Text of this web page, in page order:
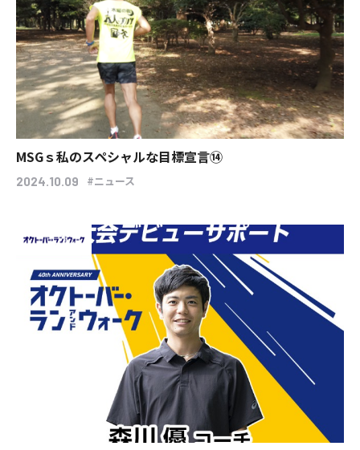
MSGｓ私のスペシャルな目標宣言⑭
2024.10.09 #ニュース